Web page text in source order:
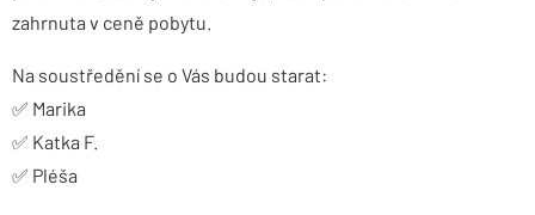
zahrnuta v ceně pobytu.
Na soustředění se o Vás budou starat:
✅ Marika
✅ Katka F.
✅ Pléša